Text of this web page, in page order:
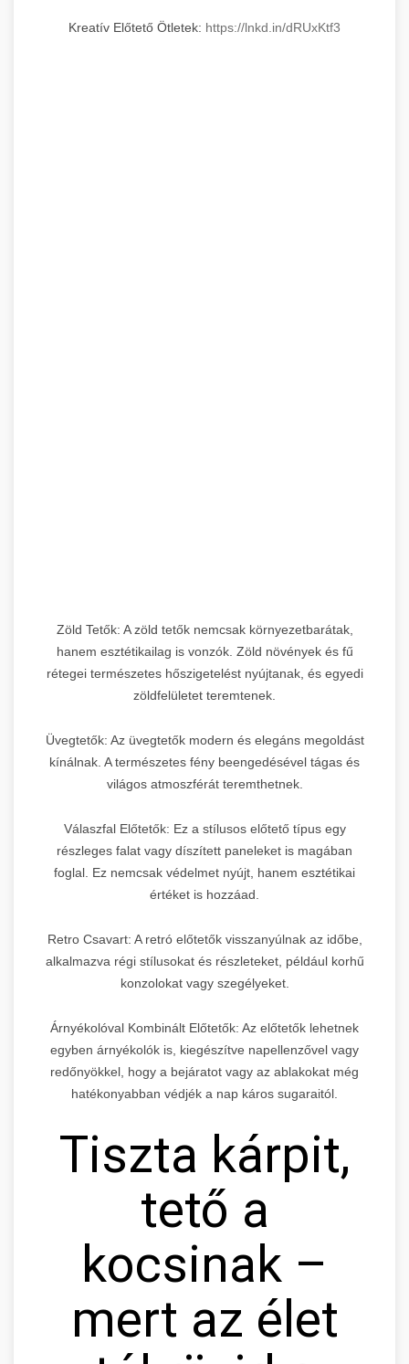
Kreatív Előtető Ötletek: https://lnkd.in/dRUxKtf3
Zöld Tetők: A zöld tetők nemcsak környezetbarátak,
hanem esztétikailag is vonzók. Zöld növények és fű
rétegei természetes hőszigetelést nyújtanak, és egyedi
zöldfelületet teremtenek.
Üvegtetők: Az üvegtetők modern és elegáns megoldást
kínálnak. A természetes fény beengedésével tágas és
világos atmoszférát teremthetnek.
Válaszfal Előtetők: Ez a stílusos előtető típus egy
részleges falat vagy díszített paneleket is magában
foglal. Ez nemcsak védelmet nyújt, hanem esztétikai
értéket is hozzáad.
Retro Csavart: A retró előtetők visszanyúlnak az időbe,
alkalmazva régi stílusokat és részleteket, például korhű
konzolokat vagy szegélyeket.
Árnyékolóval Kombinált Előtetők: Az előtetők lehetnek
egyben árnyékolók is, kiegészítve napellenzővel vagy
redőnyökkel, hogy a bejáratot vagy az ablakokat még
hatékonyabban védjék a nap káros sugaraitól.
Tiszta kárpit,
tető a
kocsinak –
mert az élet